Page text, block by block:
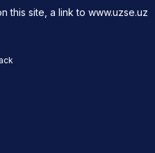
this site, a link to www.uzse.uz